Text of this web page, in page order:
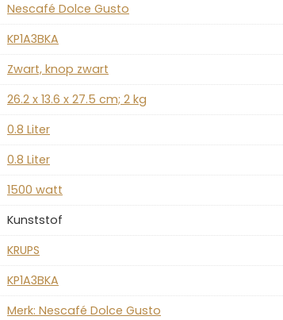
‎Nescafé Dolce Gusto
‎KP1A3BKA
‎Zwart, knop zwart
‎26.2 x 13.6 x 27.5 cm; 2 kg
‎0.8 Liter
‎0.8 Liter
‎1500 watt
‎Kunststof
‎KRUPS
‎KP1A3BKA
Merk: Nescafé Dolce Gusto